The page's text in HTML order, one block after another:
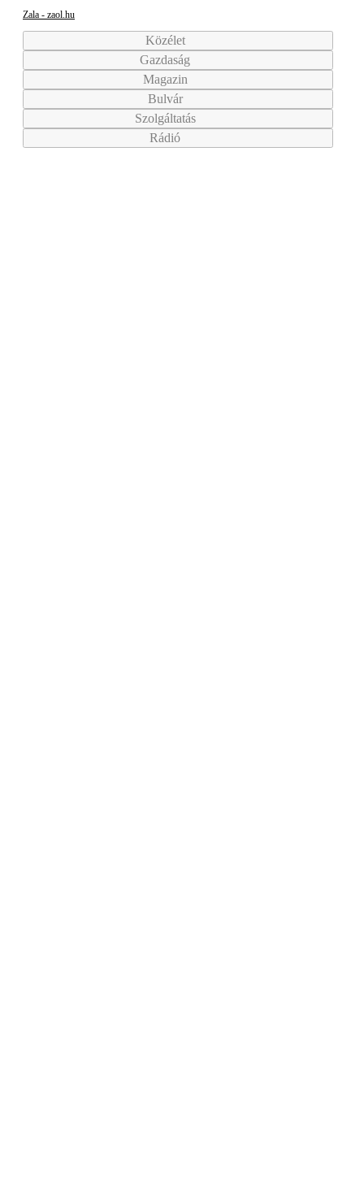
Zala - zaol.hu
Közélet
Gazdaság
Magazin
Bulvár
Szolgáltatás
Rádió